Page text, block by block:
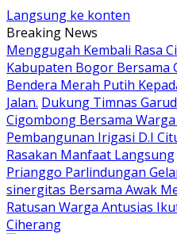
Langsung ke konten
Breaking News
Menggugah Kembali Rasa
Kabupaten Bogor Bersama
Bendera Merah Putih
Jalan. Dukung Timnas
Cigombong Bersama
Pembangunan Irigasi D.I
Rasakan Manfaat Langsung
Prianggo Parlindungan
sinergitas Bersama Awak
Ratusan Warga Antusias
Ciherang